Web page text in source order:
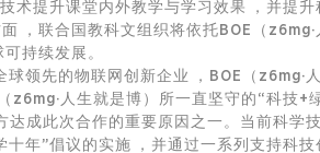
术提升课堂内外教学与学习效果，并提
，联合国教科文组织将依托BOE（
可持续发展。
球领先的物联网 创新企业，BOE（
z6mg·人生就是博）所一直坚守的“科技+绿
达成此次合作的重要原因之一。当前科学
十年”倡议的实施，并通过一系列支持科